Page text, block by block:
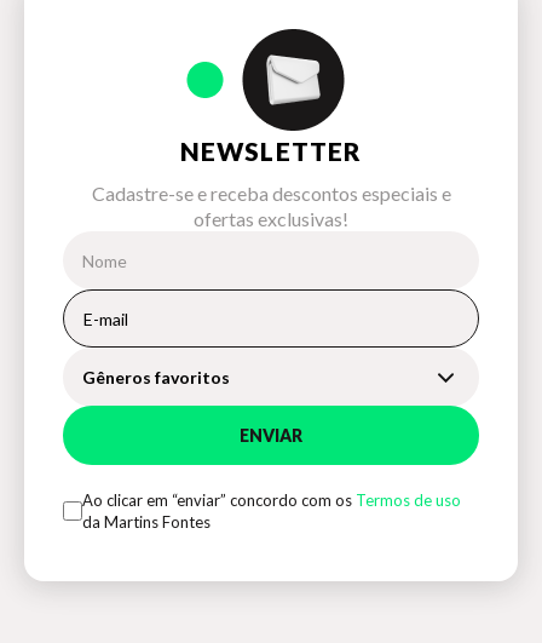
NEWSLETTER
Cadastre-se e receba descontos especiais e
ofertas exclusivas!
Gêneros favoritos
ENVIAR
Ao clicar em “enviar” concordo com os Termos de uso
da Martins Fontes